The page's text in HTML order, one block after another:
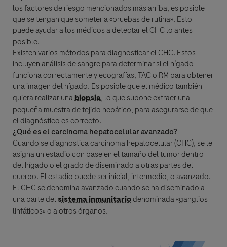
los factores de riesgo mencionados más arriba, es posible
que se tengan que someter a «pruebas de rutina». Esto
puede ayudar a los médicos a detectar el CHC lo antes
posible.
Existen varios métodos para diagnosticar el CHC. Estos
incluyen análisis de sangre para determinar si el hígado
funciona correctamente y ecografías, TAC o RM para obtener
una imagen del hígado. Es posible que el médico también
quiera realizar unabiopsia, lo que supone extraer una
pequeña muestra de tejido hepático, para asegurarse de que
el diagnóstico es correcto.
¿Qué es el carcinoma hepatocelular avanzado?
Cuando se diagnosticacarcinoma hepatocelular (CHC), se le
asigna un estadio con base en el tamaño del tumor dentro
del hígado o el grado de diseminado a otras partes del
cuerpo. El estadio puede ser inicial, intermedio, o avanzado.
El CHC se denomina avanzado cuando se ha diseminado a
una parte delsistema inmunitariodenominada «ganglios
linfáticos» o a otros órganos.